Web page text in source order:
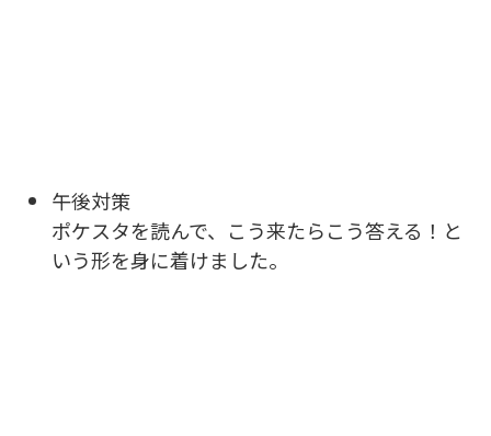
午後対策
ポケスタを読んで、こう来たらこう答える！と
いう形を身に着けました。